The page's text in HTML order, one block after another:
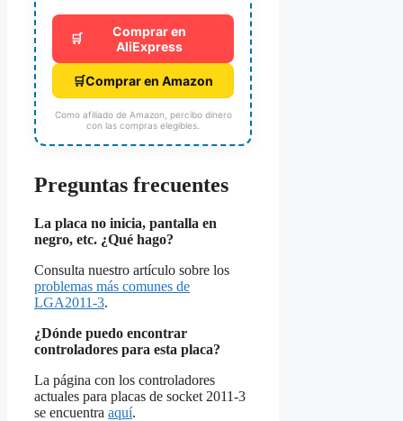
🛒
Comprar en
AliExpress
🛒Comprar en Amazon
Como afiliado de Amazon, percibo dinero
con las compras elegibles.
Preguntas frecuentes
La placa no inicia, pantalla en
negro, etc. ¿Qué hago?
Consulta nuestro artículo sobre los
problemas más comunes de
LGA2011‑3.
¿Dónde puedo encontrar
controladores para esta placa?
La página con los controladores
actuales para placas de socket 2011‑3
se encuentra aquí.